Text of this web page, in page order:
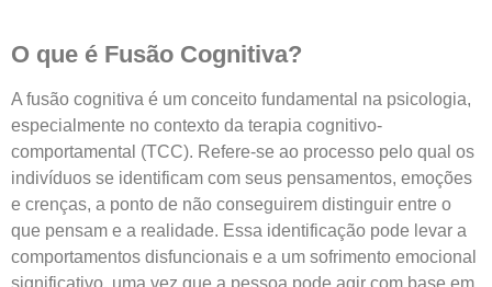
O que é Fusão Cognitiva?
A fusão cognitiva é um conceito fundamental na psicologia,
especialmente no contexto da terapia cognitivo-
comportamental (TCC). Refere-se ao processo pelo qual os
indivíduos se identificam com seus pensamentos, emoções
e crenças, a ponto de não conseguirem distinguir entre o
que pensam e a realidade. Essa identificação pode levar a
comportamentos disfuncionais e a um sofrimento emocional